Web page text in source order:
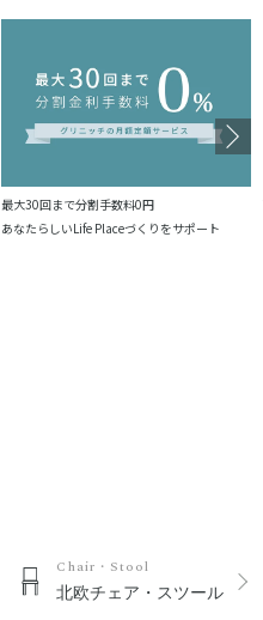
最大30回まで分割手数料0円
あなたらしいLife Placeづくりをサポート
Chair・Stool
北欧チェア・スツール